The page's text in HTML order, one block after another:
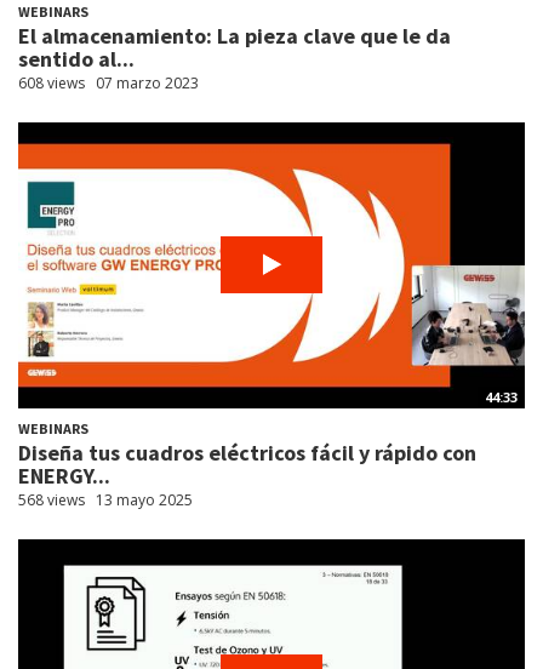
WEBINARS
El almacenamiento: La pieza clave que le da
sentido al...
608 views 07 marzo 2023
44:33
WEBINARS
Diseña tus cuadros eléctricos fácil y rápido con
ENERGY...
568 views 13 mayo 2025